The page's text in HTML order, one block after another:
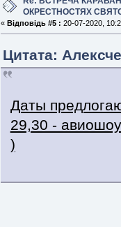
ОКРЕСТНОСТЯХ
« Відповідь #5 : 20-07-2020,
Цитата:
Даты
29,30 -
)